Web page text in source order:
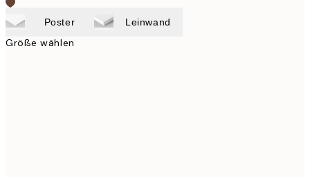
Poster Leinwand
Größe wählen